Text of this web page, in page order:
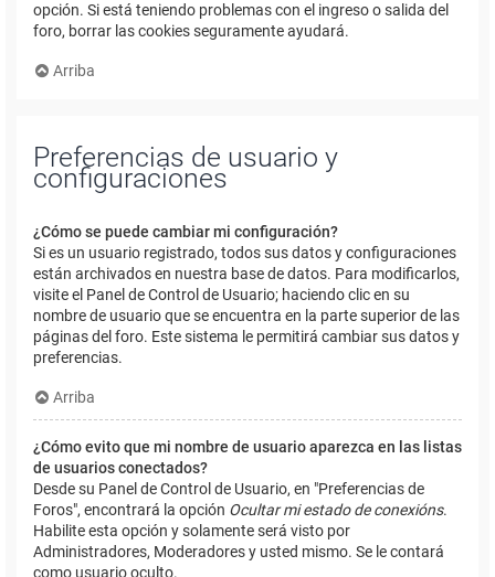
opción. Si está teniendo problemas con el ingreso o salida del
foro, borrar las cookies seguramente ayudará.
Arriba
Preferencias de usuario y
configuraciones
¿Cómo se puede cambiar mi configuración?
Si es un usuario registrado, todos sus datos y configuraciones
están archivados en nuestra base de datos. Para modificarlos,
visite el Panel de Control de Usuario; haciendo clic en su
nombre de usuario que se encuentra en la parte superior de las
páginas del foro. Este sistema le permitirá cambiar sus datos y
preferencias.
Arriba
¿Cómo evito que mi nombre de usuario aparezca en las listas
de usuarios conectados?
Desde su Panel de Control de Usuario, en "Preferencias de
Foros", encontrará la opción Ocultar mi estado de conexións.
Habilite esta opción y solamente será visto por
Administradores, Moderadores y usted mismo. Se le contará
como usuario oculto.